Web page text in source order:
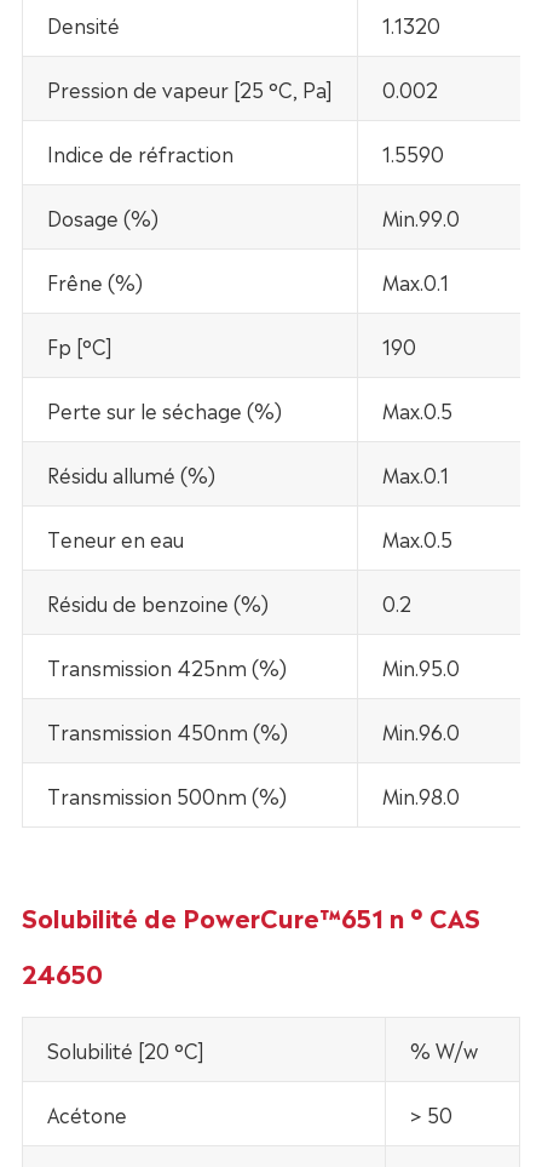
Densité 1.1320
Pression de vapeur [25 °C, Pa] 0.002
Indice de réfraction 1.5590
Dosage (%) Min.99.0
Frêne (%) Max.0.1
Fp [°C] 190
Perte sur le séchage (%) Max.0.5
Résidu allumé (%) Max.0.1
Teneur en eau Max.0.5
Résidu de benzoine (%) 0.2
Transmission 425nm (%) Min.95.0
Transmission 450nm (%) Min.96.0
Transmission 500nm (%) Min.98.0
Solubilité de PowerCure™651 n ° CAS
24650
Solubilité [20 °C] % W/w
Acétone > 50